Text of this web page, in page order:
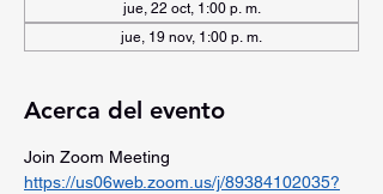
jue, 22 oct, 1:00 p. m.
jue, 19 nov, 1:00 p. m.
Acerca del evento
Join Zoom Meeting
https://us06web.zoom.us/j/89384102035?